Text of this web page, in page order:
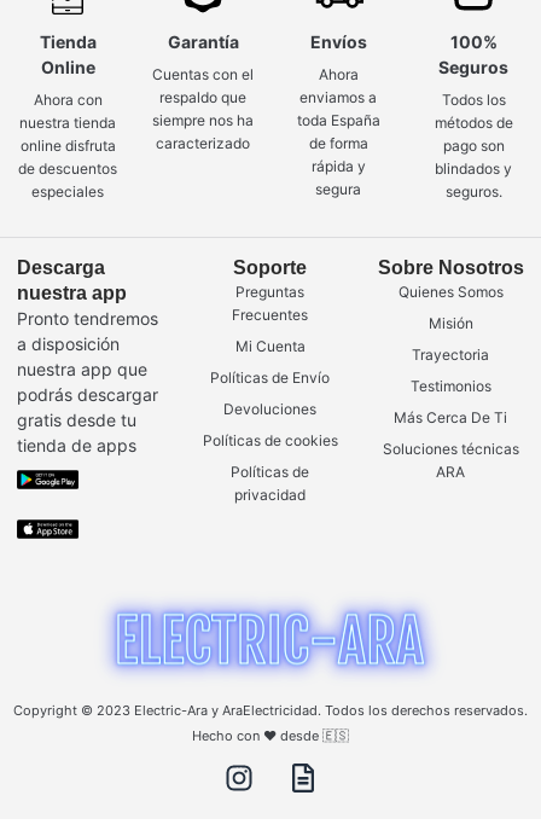
Tienda
Online
Ahora con
nuestra tienda
online disfruta
de descuentos
especiales
Garantía
Cuentas con el
respaldo que
siempre nos ha
caracterizado
Envíos
Ahora
enviamos a
toda España
de forma
rápida y
segura
100%
Seguros
Todos los
métodos de
pago son
blindados y
seguros.
Descarga
nuestra app
Pronto tendremos
a disposición
nuestra app que
podrás descargar
gratis desde tu
tienda de apps
Soporte
Preguntas
Frecuentes
Mi Cuenta
Políticas de Envío
Devoluciones
Políticas de cookies
Políticas de
privacidad
Sobre Nosotros
Quienes Somos
Misión
Trayectoria
Testimonios
Más Cerca De Ti
Soluciones técnicas
ARA
Copyright © 2023 Electric-Ara y AraElectricidad. Todos los derechos reservados.
Hecho con ❤️ desde 🇪🇸